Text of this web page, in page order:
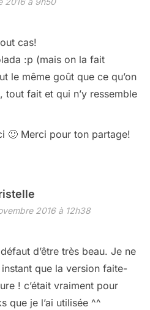
cas!
:p (mais on la fait
le même goût que ce qu’on
tout fait et qui n’y ressemble
🙂 Merci pour ton partage!
2016 à 12h38
d’être très beau. Je ne
que la version faite-
! c’était vraiment pour
que je l’ai utilisée ^^